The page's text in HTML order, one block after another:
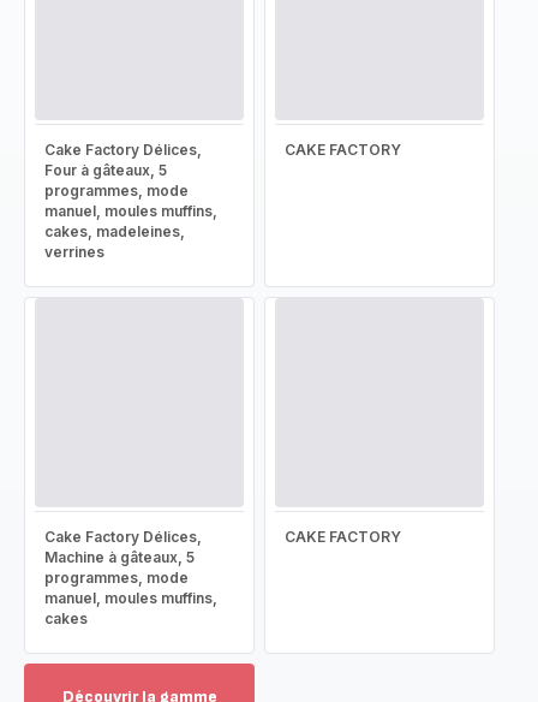
Cake Factory Délices,
Four à gâteaux, 5
programmes, mode
manuel, moules muffins,
cakes, madeleines,
verrines
CAKE FACTORY
Cake Factory Délices,
Machine à gâteaux, 5
programmes, mode
manuel, moules muffins,
cakes
CAKE FACTORY
Découvrir la gamme